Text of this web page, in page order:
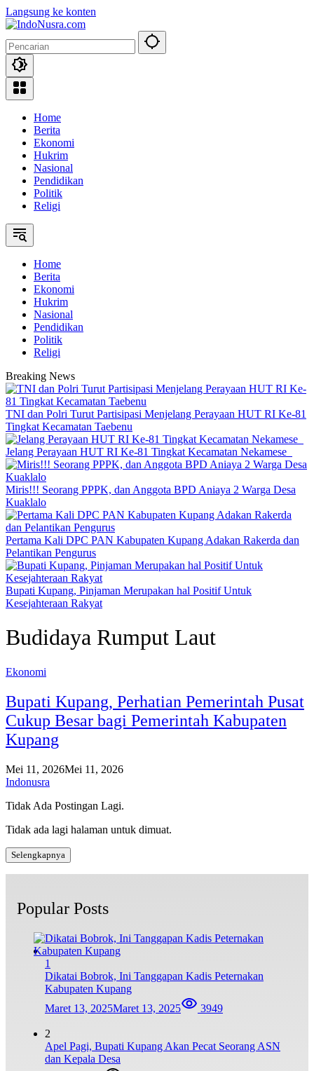
Langsung ke konten
Home
Berita
Ekonomi
Hukrim
Nasional
Pendidikan
Politik
Religi
Home
Berita
Ekonomi
Hukrim
Nasional
Pendidikan
Politik
Religi
Breaking News
TNI dan Polri Turut Partisipasi Menjelang Perayaan HUT RI Ke-81
Tingkat Kecamatan Taebenu
Jelang Perayaan HUT RI Ke-81 Tingkat Kecamatan Nekamese
Miris!!! Seorang PPPK, dan Anggota BPD Aniaya 2 Warga Desa
Kuaklalo
Pertama Kali DPC PAN Kabupaten Kupang Adakan Rakerda dan
Pelantikan Pengurus
Bupati Kupang, Pinjaman Merupakan hal Positif Untuk
Kesejahteraan Rakyat
Budidaya Rumput Laut
Ekonomi
Bupati Kupang, Perhatian Pemerintah Pusat
Cukup Besar bagi Pemerintah Kabupaten
Kupang
Mei 11, 2026Mei 11, 2026
Indonusra
Tidak Ada Postingan Lagi.
Tidak ada lagi halaman untuk dimuat.
Selengkapnya
Popular Posts
1
Dikatai Bobrok, Ini Tanggapan Kadis Peternakan
Kabupaten Kupang
Maret 13, 2025Maret 13, 2025 3949
2
Apel Pagi, Bupati Kupang Akan Pecat Seorang ASN
dan Kepala Desa